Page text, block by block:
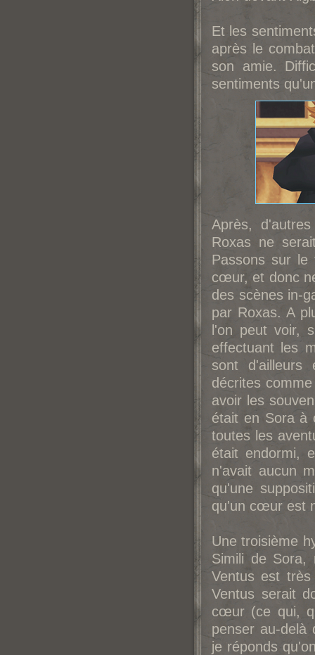
Et les
après le
son amie.
sentiments
Après,
Roxas ne
Passons sur
cœur, et donc
des scènes in-
par Roxas. A
l'on peut voir,
effectuant les
sont d'ailleurs
décrites
avoir les
était en Sora à
toutes les
était endormi,
n'avait aucun
qu'une
qu'un cœur est
Une troisième
Simili de
Ventus est
Ventus serait
cœur (ce qui,
penser au-
je réponds